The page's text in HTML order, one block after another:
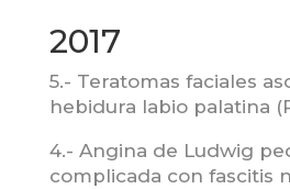
2017
5.- Teratomas faciales
hebidura labio palatina
4.- Angina de Ludwig
complicada con fascitis